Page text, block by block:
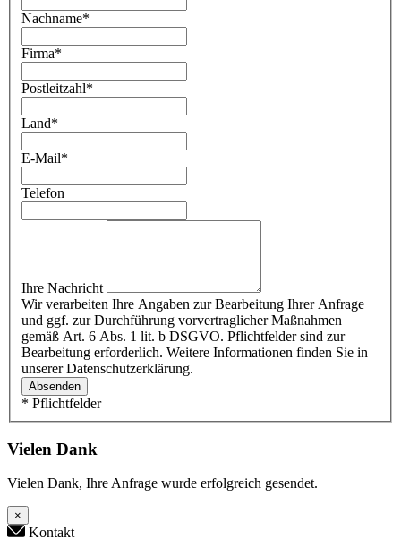
Nachname*
Firma*
Postleitzahl*
Land*
E-Mail*
Telefon
Ihre Nachricht
Wir verarbeiten Ihre Angaben zur Bearbeitung Ihrer Anfrage
und ggf. zur Durchführung vorvertraglicher Maßnahmen
gemäß Art. 6 Abs. 1 lit. b DSGVO. Pflichtfelder sind zur
Bearbeitung erforderlich. Weitere Informationen finden Sie in
unserer Datenschutzerklärung.
Absenden
* Pflichtfelder
Vielen Dank
Vielen Dank, Ihre Anfrage wurde erfolgreich gesendet.
×
Kontakt